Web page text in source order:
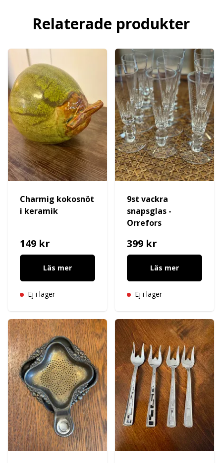
Relaterade produkter
Charmig kokosnöt
i keramik
149 kr
Läs mer
Ej i lager
9st vackra
snapsglas -
Orrefors
399 kr
Läs mer
Ej i lager